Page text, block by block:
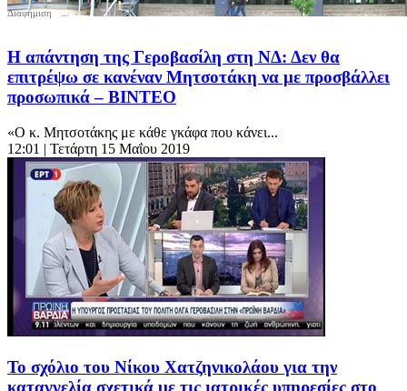
Η απάντηση της Γεροβασίλη στη ΝΔ: Δεν θα
επιτρέψω σε κανέναν Μητσοτάκη να με προσβάλλει
προσωπικά – ΒΙΝΤΕΟ
«Ο κ. Μητσοτάκης με κάθε γκάφα που κάνει...
12:01 | Τετάρτη 15 Μαΐου 2019
Το σχόλιο του Νίκου Χατζηνικολάου για την
καταγγελία σχετικά με τις ιατρικές υπηρεσίες στο